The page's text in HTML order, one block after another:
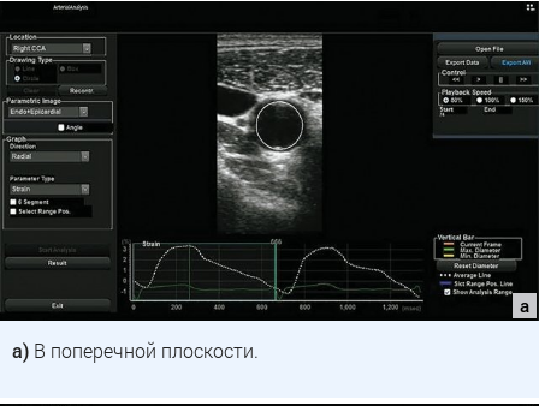
а) В поперечной плоскости.